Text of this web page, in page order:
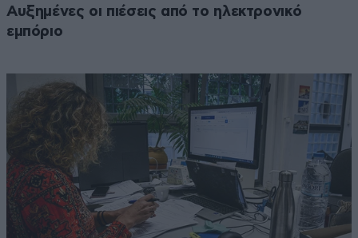
Αυξημένες οι πιέσεις από το ηλεκτρονικό
εμπόριο